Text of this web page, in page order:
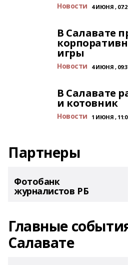
Новости 4 ИЮНЯ ,
В Салавате
игры
Новости 4 ИЮНЯ ,
В Салавате
и котовник
Новости 1 ИЮНЯ ,
Партнеры
Фотобанк
журналистов РБ
Главные
Салавате